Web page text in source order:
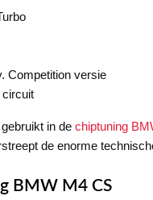
Competition versie
circuit
in de chiptuning
de enorme
BMW M4 CS